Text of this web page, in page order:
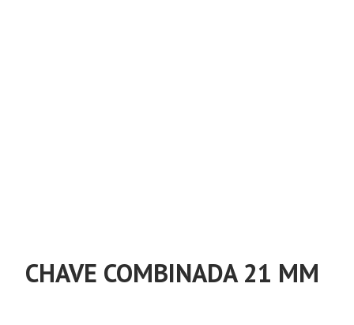
CHAVE COMBINADA 21 MM